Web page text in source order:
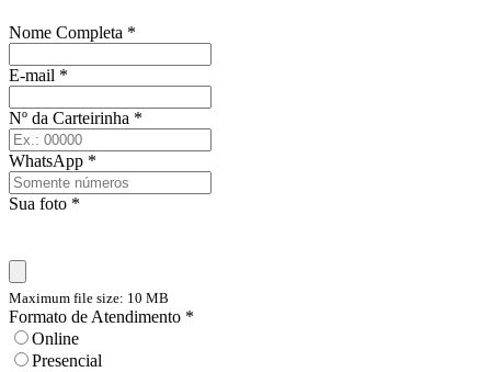
Nome Completa *
E-mail *
Nº da Carteirinha *
WhatsApp *
Sua foto *
Maximum file size: 10 MB
Formato de Atendimento *
Online
Presencial